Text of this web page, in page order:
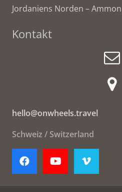
Jordaniens Norden – Ammon
Kontakt
hello@onwheels.travel
Schweiz / Switzerland